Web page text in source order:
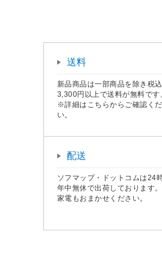
送料
新品商品は一部商品を除き税込
3,300円以上で送料が無料です
※詳細はこちらからご確認く
い。
配送
ソフマップ・ドットコムは24時
年中無休で出荷しております
家電もおまかせください。